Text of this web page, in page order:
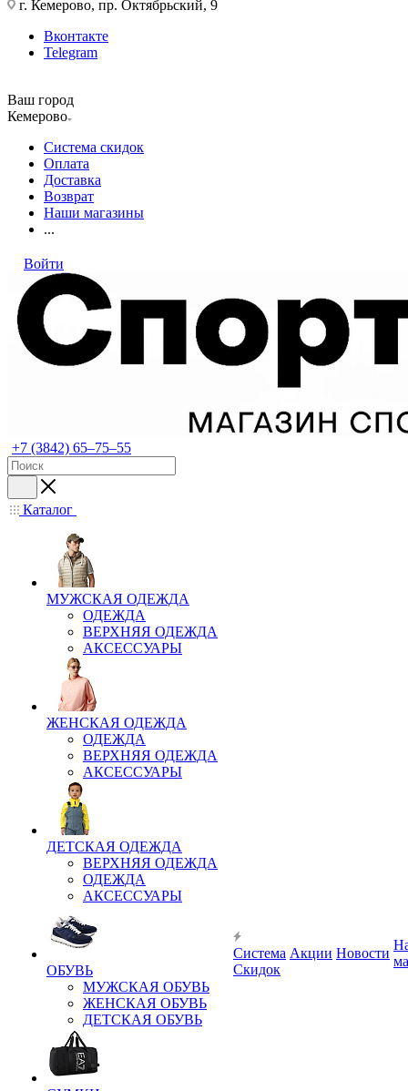
г. Кемерово, пр. Октябрьский, 9
Вконтакте
Telegram
Ваш город
Кемерово
Система скидок
Оплата
Доставка
Возврат
Наши магазины
...
Войти
+7 (3842) 65–75–55
Каталог
МУЖСКАЯ ОДЕЖДА
ОДЕЖДА
ВЕРХНЯЯ ОДЕЖДА
АКСЕССУАРЫ
ЖЕНСКАЯ ОДЕЖДА
ОДЕЖДА
ВЕРХНЯЯ ОДЕЖДА
АКСЕССУАРЫ
ДЕТСКАЯ ОДЕЖДА
ВЕРХНЯЯ ОДЕЖДА
ОДЕЖДА
АКСЕССУАРЫ
ОБУВЬ
МУЖСКАЯ ОБУВЬ
ЖЕНСКАЯ ОБУВЬ
ДЕТСКАЯ ОБУВЬ
Система
Скидок
Акции Новости